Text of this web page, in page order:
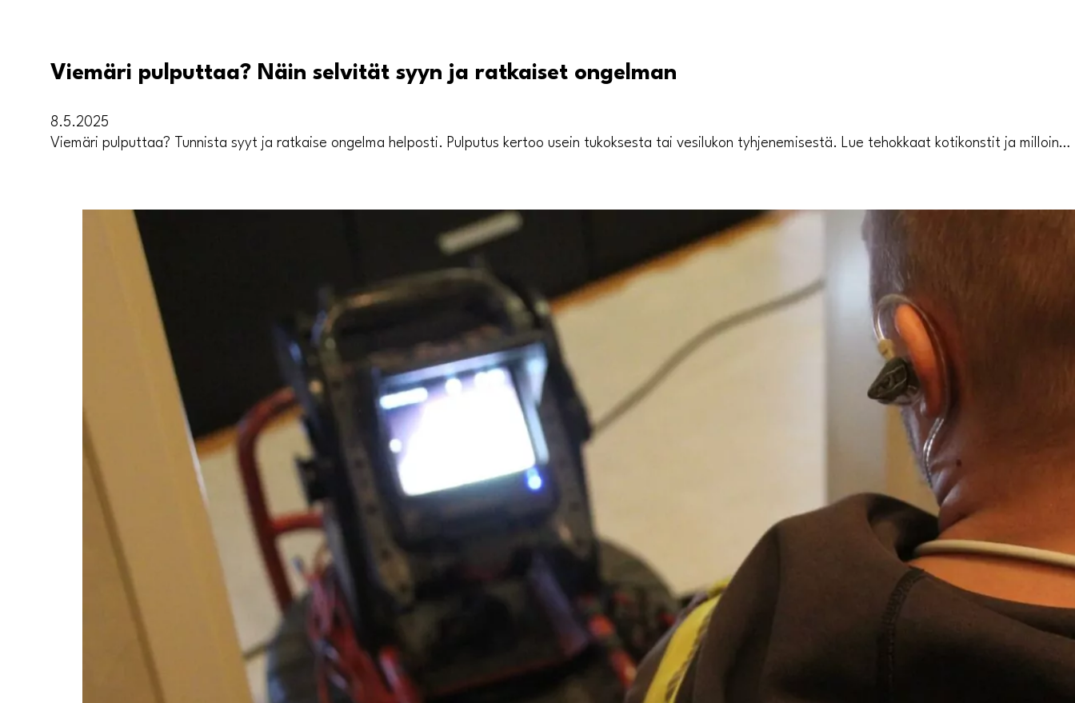
Viemäri pulputtaa? Näin selvität syyn ja ratkaiset ongelman
8.5.2025
Viemäri pulputtaa? Tunnista syyt ja ratkaise ongelma helposti. Pulputus kertoo usein tukoksesta tai vesilukon tyhjenemisestä. Lue tehokkaat kotikonstit ja milloin…